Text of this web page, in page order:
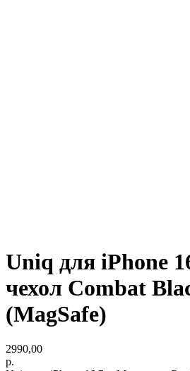
Uniq для iPhone
чехол Combat
(MagSafe)
2990,00
р.